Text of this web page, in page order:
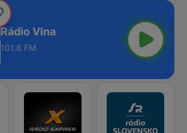
Rádio Vlna
101.8 FM